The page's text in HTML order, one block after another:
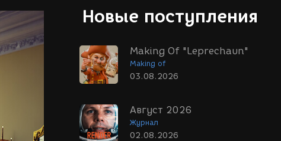
Новые поступления
Making Of "Leprechaun"
Making of
03.08.2026
Август 2026
Журнал
02.08.2026